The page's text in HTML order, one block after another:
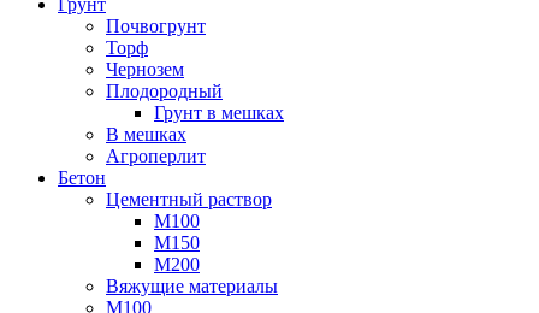
Грунт
Почвогрунт
Торф
Чернозем
Плодородный
Грунт в мешках
В мешках
Агроперлит
Бетон
Цементный раствор
М100
М150
М200
Вяжущие материалы
М100